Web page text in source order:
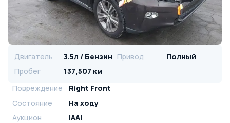
Двигатель 3.5л / Бензин Привод
Полный
Пробег
137,507 км
Повреждение
Right Front
Состояние
На ходу
Аукцион
IAAI